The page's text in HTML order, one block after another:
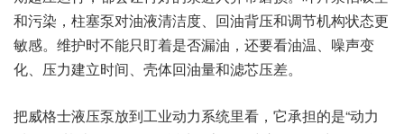
和污染，柱塞泵对油液清洁度、回油背压和调节机构状态更
敏感。维护时不能只盯着是否漏油，还要看油温、噪声变
化、压力建立时间、壳体回油量和滤芯压差。
把威格士液压泵放到工业动力系统里看，它承担的是“动力